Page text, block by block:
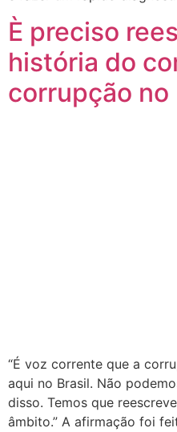
È preciso
história do
corrupção no
“É voz corrente que a
aqui no Brasil. Não
disso. Temos que
âmbito.” A afirmação foi